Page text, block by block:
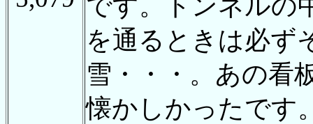
です。トンネルの
を通るときは必ず
雪・・・。あの看
懐かしかったです